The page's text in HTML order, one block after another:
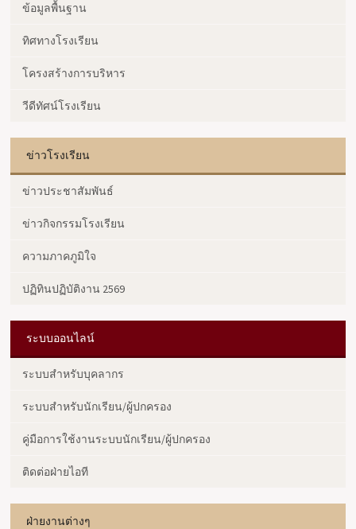
ข้อมูลพื้นฐาน
ทิศทางโรงเรียน
โครงสร้างการบริหาร
วีดีทัศน์โรงเรียน
ข่าวโรงเรียน
ข่าวประชาสัมพันธ์
ข่าวกิจกรรมโรงเรียน
ความภาคภูมิใจ
ปฏิทินปฏิบัติงาน 2569
ระบบออนไลน์
ระบบสำหรับบุคลากร
ระบบสำหรับนักเรียน/ผู้ปกครอง
คู่มือการใช้งานระบบนักเรียน/ผู้ปกครอง
ติดต่อฝ่ายไอที
ฝ่ายงานต่างๆ